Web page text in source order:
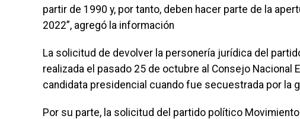
partir de 1990 y, por tanto, deben hacer parte de la
2022”, agregó la información
La solicitud de devolver la personería jurídica del
realizada el pasado 25 de octubre al Consejo
candidata presidencial cuando fue secuestrada por la
Por su parte, la solicitud del partido político